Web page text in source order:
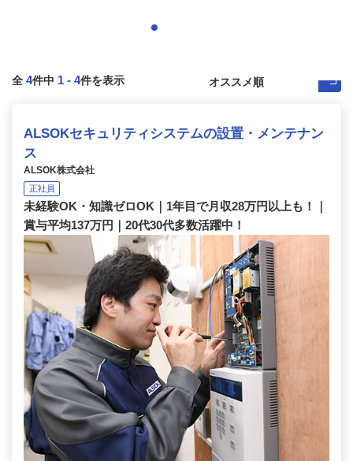
全 4件中 1 - 4件を表示
ALSOKセキュリティシステムの設置・メンテナン
ス
ALSOK株式会社
正社員
未経験OK・知識ゼロOK｜1年目で月収28万円以上も！｜
賞与平均137万円｜20代30代多数活躍中！